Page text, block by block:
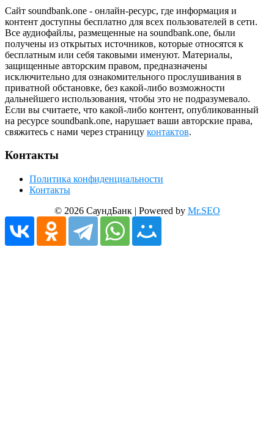
Сайт soundbank.one - онлайн-ресурс, где информация и
контент доступны бесплатно для всех пользователей в сети.
Все аудиофайлы, размещенные на soundbank.one, были
получены из открытых источников, которые относятся к
бесплатным или себя таковыми именуют. Материалы,
защищенные авторским правом, предназначены
исключительно для ознакомительного прослушивания в
приватной обстановке, без какой-либо возможности
дальнейшего использования, чтобы это не подразумевало.
Если вы считаете, что какой-либо контент, опубликованный
на ресурсе soundbank.one, нарушает ваши авторские права,
свяжитесь с нами через страницу контактов.
Контакты
Политика конфиденциальности
Контакты
© 2026 СаундБанк | Powered by Mr.SEO